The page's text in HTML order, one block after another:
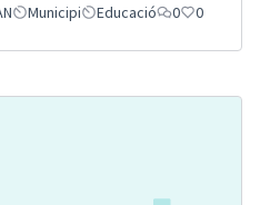
Municipi Educació 0 0